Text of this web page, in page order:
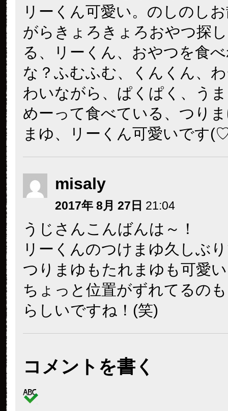
リーくん可愛い。のしのし
がらきょろきょろおやつ探
る、リーくん、おやつを食
な？ふむふむ、くんくん、
わいながら、ぱくぱく、う
めーって食べている、つり
まゆ、リーくん可愛いです
misaly
2017年 8月 27日 21:04
うじさんこんばんは～！
リーくんのつけまゆ久しぶ
つりまゆもたれまゆも可愛
ちょっと位置がずれてるの
らしいですね！(笑)
コメントを書く